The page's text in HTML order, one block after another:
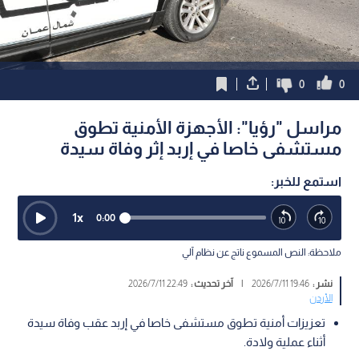
0
0
مراسل "رؤيا": الأجهزة الأمنية تطوق
مستشفى خاصا في إربد إثر وفاة سيدة
استمع للخبر:
0:00
1x
ملاحظة: النص المسموع ناتج عن نظام آلي
نشر :19:46 2026/7/11
| آخر تحديث :22:49 2026/7/11
الأردن
تعزيزات أمنية تطوق مستشفى خاصا في إربد عقب وفاة سيدة
أثناء عملية ولادة.